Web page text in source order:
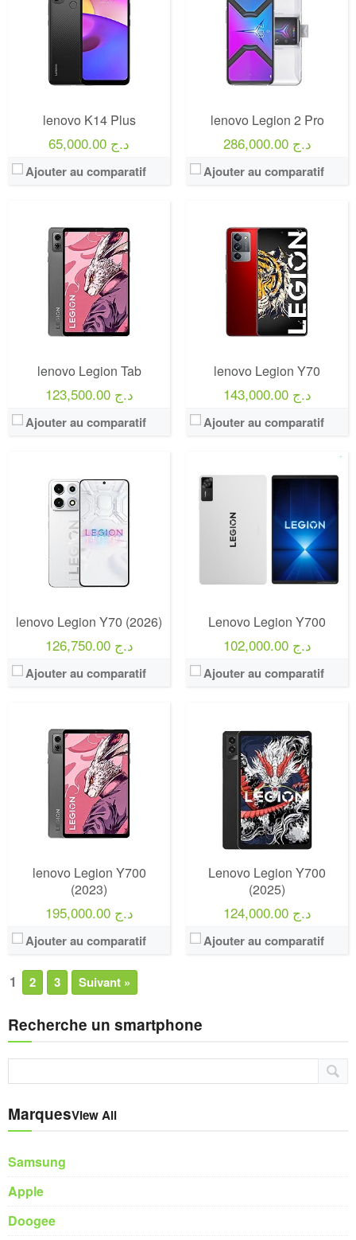
lenovo K14 Plus
65,000.00 د.ج
Ajouter au comparatif
lenovo Legion 2 Pro
286,000.00 د.ج
Ajouter au comparatif
lenovo Legion Tab
123,500.00 د.ج
Ajouter au comparatif
lenovo Legion Y70
143,000.00 د.ج
Ajouter au comparatif
lenovo Legion Y70 (2026)
126,750.00 د.ج
Ajouter au comparatif
Lenovo Legion Y700
102,000.00 د.ج
Ajouter au comparatif
lenovo Legion Y700
(2023)
195,000.00 د.ج
Ajouter au comparatif
Lenovo Legion Y700
(2025)
124,000.00 د.ج
Ajouter au comparatif
1 2 3 Suivant »
Recherche un smartphone
MarquesView All
Samsung
Apple
Doogee